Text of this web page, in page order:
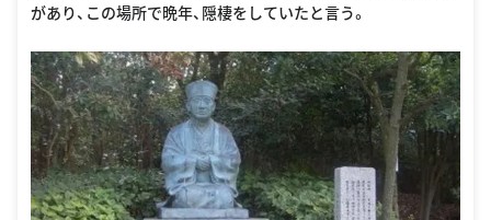
があり、この場所で晩年、隠棲をしていたと言う。